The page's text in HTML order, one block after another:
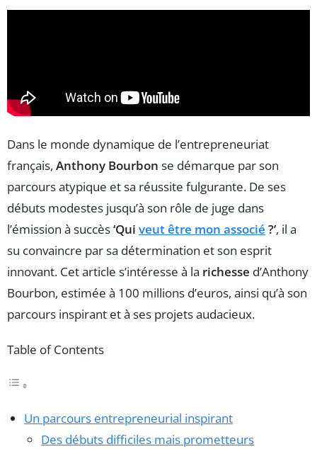
Dans le monde dynamique de l’entrepreneuriat
français, Anthony Bourbon se démarque par son
parcours atypique et sa réussite fulgurante. De ses
débuts modestes jusqu’à son rôle de juge dans
l’émission à succès‘Qui veut être mon associé ?’, il a
su convaincre par sa détermination et son esprit
innovant. Cet article s’intéresse à la richesse d’Anthony
Bourbon, estimée à 100 millions d’euros, ainsi qu’à son
parcours inspirant et à ses projets audacieux.
Table of Contents
Un parcours entrepreneurial inspirant
Des débuts difficiles mais prometteurs